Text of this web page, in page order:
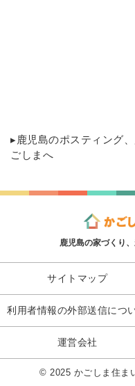
▸ 鹿児島のポスティング
ごしまへ
鹿児島の家づくり
サイトマップ
利用者情報の外部送信につ
運営会社
© 2025 かごしま住ま